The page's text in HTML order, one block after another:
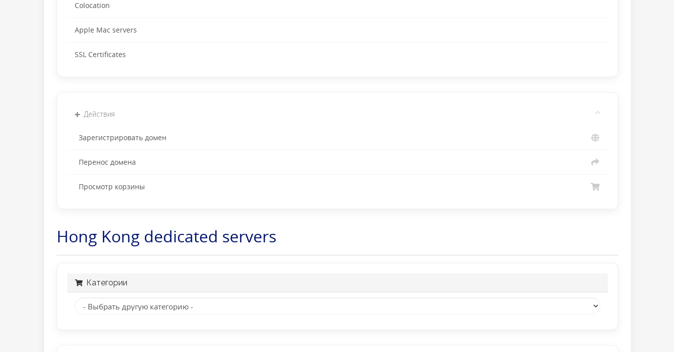
Colocation
Apple Mac servers
SSL Certificates
Действия
Зарегистрировать домен
Перенос домена
Просмотр корзины
Hong Kong dedicated servers
Категории